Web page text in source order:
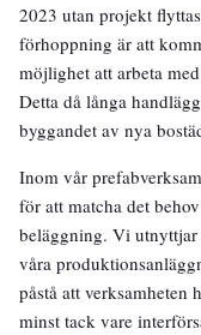
2023 utan projekt
förhoppning är att
möjlighet att arbeta
Detta då långa
byggandet av nya
Inom vår
för att matcha det
beläggning. Vi utnyttjar
våra
påstå att
minst tack vare